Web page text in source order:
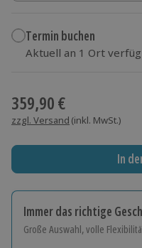
Termin buchen
Aktuell an 1 Ort
359,90 €
zzgl. Versand (inkl. MwSt.)
In
Immer das richtige
Große Auswahl, volle